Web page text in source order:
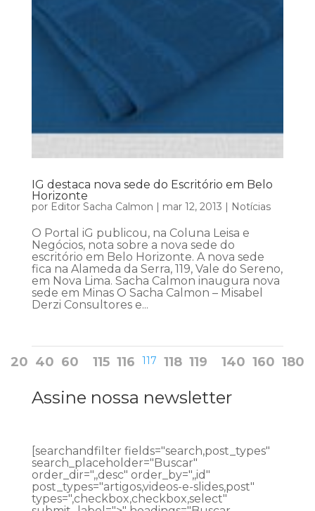
IG destaca nova sede do Escritório em Belo
Horizonte
por Editor Sacha Calmon | mar 12, 2013 | Notícias
O Portal iG publicou, na Coluna Leisa e
Negócios, nota sobre a nova sede do
escritório em Belo Horizonte. A nova sede
fica na Alameda da Serra, 119, Vale do Sereno,
em Nova Lima. Sacha Calmon inaugura nova
sede em Minas O Sacha Calmon – Misabel
Derzi Consultores e...
20 40 60 115 116 117 118 119 140 160 180
Assine nossa newsletter
[searchandfilter fields="search,post_types"
search_placeholder="Buscar"
order_dir=",,desc" order_by=",,id"
post_types="artigos,videos-e-slides,post"
types=",checkbox,checkbox,select"